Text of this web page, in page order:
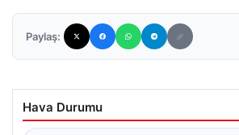
Paylaş:
Hava Durumu